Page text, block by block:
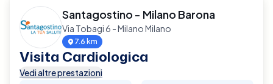
Santagostino - Milano Barona
Via Tobagi 6 - Milano Milano
7.6 km
Visita Cardiologica
Vedi altre prestazioni